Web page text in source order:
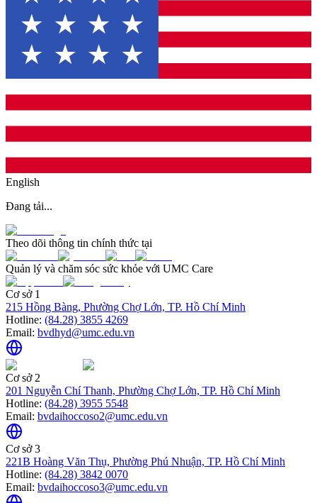
English
Đang tải...
Theo dõi thông tin chính thức tại
Quản lý và chăm sóc sức khỏe với UMC Care
Cơ sở 1
215 Hồng Bàng, Phường Chợ Lớn, TP. Hồ Chí Minh
Hotline: (84.28) 3855 4269
Email: bvdhyd@umc.edu.vn
Cơ sở 2
201 Nguyễn Chí Thanh, Phường Chợ Lớn, TP. Hồ Chí Minh
Hotline: (84.28) 3955 5548
Email: bvdaihoccoso2@umc.edu.vn
Cơ sở 3
221B Hoàng Văn Thụ, Phường Phú Nhuận, TP. Hồ Chí Minh
Hotline: (84.28) 3842 0070
Email: bvdaihoccoso3@umc.edu.vn